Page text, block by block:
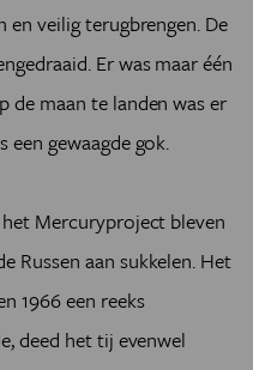
en veilig terugbrengen. De
Er was maar één
maan te landen was er
een gewaagde gok.
Mercuryproject bleven
Russen aan sukkelen. Het
1966 een reeks
deed het tij evenwel